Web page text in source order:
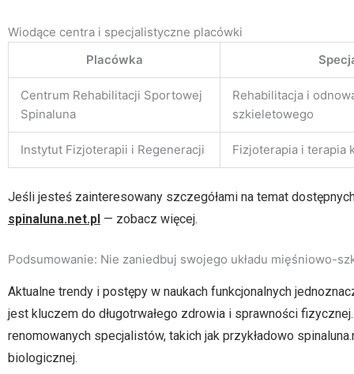
Wiodące centra i specjalistyczne placówki
Placówka
Centrum Rehabilitacji Sportowej
Spinaluna
Rehabilitacja i
szkieletowego
Instytut Fizjoterapii i Regeneracji Fizjoterapia i terapia
Jeśli jesteś zainteresowany szczegółami na temat
spinaluna.net.pl — zobacz więcej.
Podsumowanie: Nie zaniedbuj swojego układu mięśniowo-
Aktualne trendy i postępy w naukach funkcjonalnych
jest kluczem do długotrwałego zdrowia i sprawności
renomowanych specjalistów, takich jak przykładowo
biologicznej.